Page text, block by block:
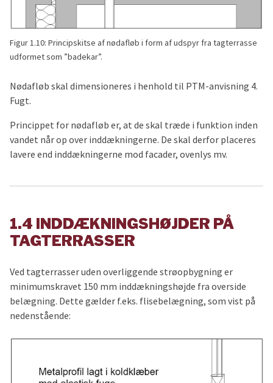
Figur 1.10: Principskitse af nødafløb i form af udspyr fra tagterrasse
udformet som ”badekar”.
Nødafløb skal dimensioneres i henhold til PTM-anvisning 4.
Fugt.
Princippet for nødafløb er, at de skal træde i funktion inden
vandet når op over inddækningerne. De skal derfor placeres
lavere end inddækningerne mod facader, ovenlys mv.
1.4 INDDÆKNINGSHØJDER PÅ
TAGTERRASSER
Ved tagterrasser uden overliggende strøopbygning er
minimumskravet 150 mm inddækningshøjde fra overside
belægning. Dette gælder f.eks. flisebelægning, som vist på
nedenstående: